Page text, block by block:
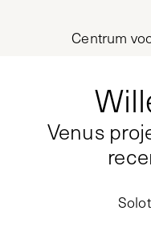
Centrum
Venus